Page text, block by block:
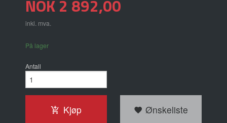
Pris
NOK2 892,00
inkl. mva.
På lager
Antall
Kjøp Ønskeliste